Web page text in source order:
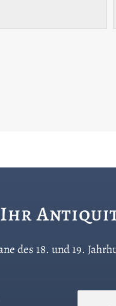
Ihr
des 18. und 19.